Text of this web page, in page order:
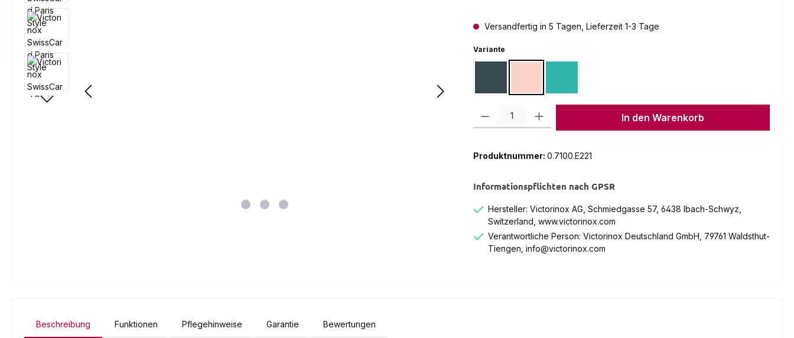
Versandfertig in 5 Tagen, Lieferzeit 1-3 Tage
Varianteauswählen
Produkt Anzahl: Gib den gewünschten Wert ein oder benutze die Schaltflächen
In den Warenkorb
Produktnummer: 0.7100.E221
Informationspflichten nach GPSR
Hersteller: Victorinox AG, Schmiedgasse 57, 6438 Ibach-Schwyz,
Switzerland, www.victorinox.com
Verantwortliche Person: Victorinox Deutschland GmbH, 79761 Waldsthut-
Tiengen, info@victorinox.com
Beschreibung Funktionen Pflegehinweise Garantie Bewertungen